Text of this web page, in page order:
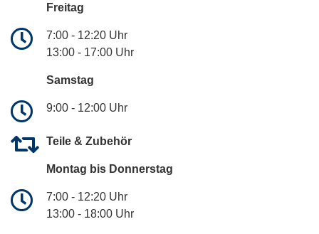
Freitag
7:00 - 12:20 Uhr
13:00 - 17:00 Uhr
Samstag
9:00 - 12:00 Uhr
Teile & Zubehör
Montag bis Donnerstag
7:00 - 12:20 Uhr
13:00 - 18:00 Uhr